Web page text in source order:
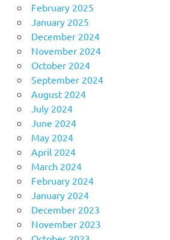
February 2025
January 2025
December 2024
November 2024
October 2024
September 2024
August 2024
July 2024
June 2024
May 2024
April 2024
March 2024
February 2024
January 2024
December 2023
November 2023